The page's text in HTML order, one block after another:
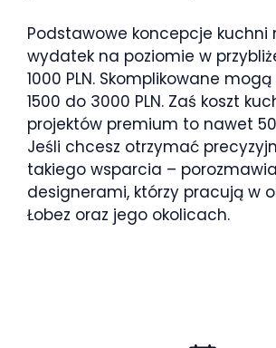
Podstawowe koncepcje
wydatek na poziomie w
1000 PLN. Skomplikowane
1500 do 3000 PLN. Zaś koszt
projektów premium to nawet
Jeśli chcesz otrzymać
takiego wsparcia –
designerami, którzy pracują w
Łobez oraz jego okolicach.